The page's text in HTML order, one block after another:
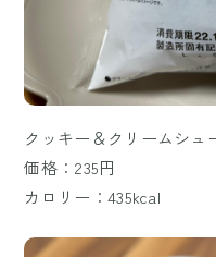
クッキー＆クリームシュ
価格：235円
カロリー：435kcal